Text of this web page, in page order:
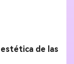
de las